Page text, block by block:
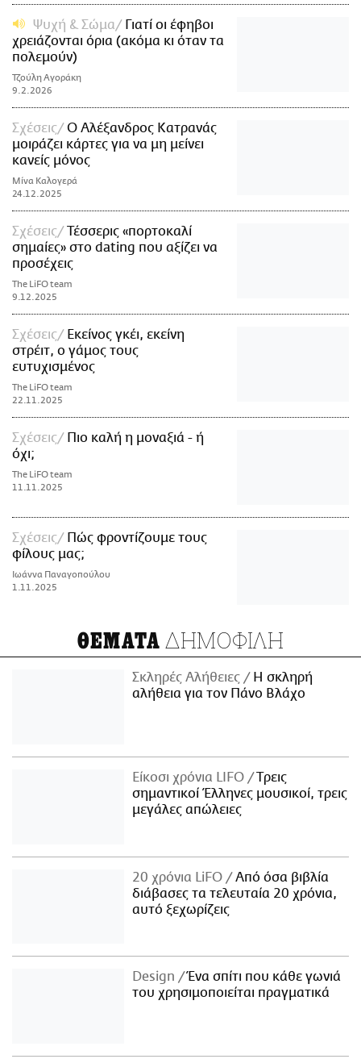
Ψυχή & Σώμα
Γιατί οι έφηβοι
χρειάζονται όρια (ακόμα κι όταν τα
πολεμούν)
Τζούλη Αγοράκη
9.2.2026
Σχέσεις
O Αλέξανδρος Κατρανάς
μοιράζει κάρτες για να μη μείνει
κανείς μόνος
Μίνα Καλογερά
24.12.2025
Σχέσεις
Τέσσερις «πορτοκαλί
σημαίες» στο dating που αξίζει να
προσέχεις
The LiFO team
9.12.2025
Σχέσεις
Εκείνος γκέι, εκείνη
στρέιτ, ο γάμος τους
ευτυχισμένος
The LiFO team
22.11.2025
Σχέσεις
Πιο καλή η μοναξιά - ή
όχι;
The LiFO team
11.11.2025
Σχέσεις
Πώς φροντίζουμε τους
φίλους μας;
Ιωάννα Παναγοπούλου
1.11.2025
ΘΕΜΑΤΑ ΔΗΜΟΦΙΛΗ
Σκληρές Αλήθειες
H σκληρή
αλήθεια για τον Πάνο Βλάχο
Είκοσι χρόνια LIFO
Tρεις
σημαντικοί Έλληνες μουσικοί, τρεις
μεγάλες απώλειες
20 χρόνια LiFO
Από όσα βιβλία
διάβασες τα τελευταία 20 χρόνια,
αυτό ξεχωρίζεις
Design
Ένα σπίτι που κάθε γωνιά
του χρησιμοποιείται πραγματικά